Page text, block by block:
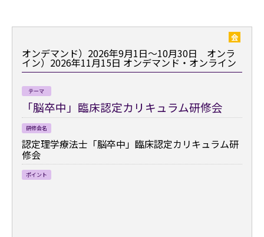
会
オンデマンド）2026年9月1日～10月30日 オンラ
イン）2026年11月15日 オンデマンド・オンライン
テーマ
「脳卒中」臨床認定カリキュラム研修会
研修会名
認定理学療法士「脳卒中」臨床認定カリキュラム研
修会
ポイント